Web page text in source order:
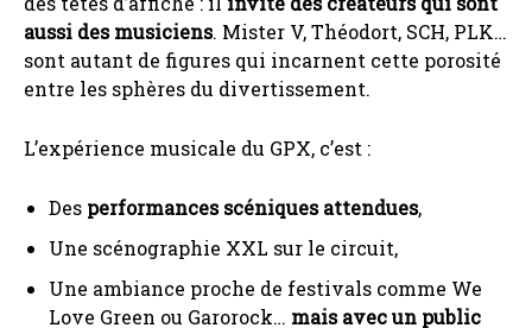
aussi des musiciens. Mister V, Théodort, SCH, PLK…
sont autant de figures qui incarnent cette porosité
entre les sphères du divertissement.
L’expérience musicale du GPX, c’est :
Des performances scéniques attendues,
Une scénographie XXL sur le circuit,
Une ambiance proche de festivals comme We
Love Green ou Garorock… mais avec un public